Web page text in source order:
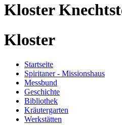
Kloster
Kloster
Startseite
Spiritaner - Missionshaus
Messbund
Geschichte
Bibliothek
Kräutergarten
Werkstätten